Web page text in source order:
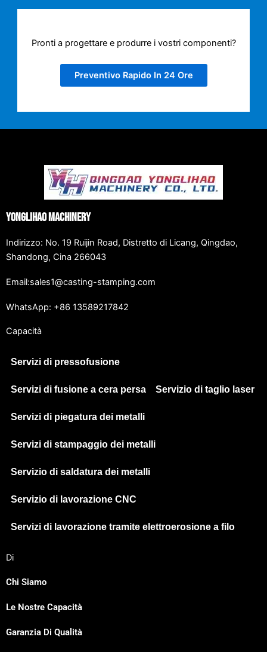
Pronti a progettare e produrre i vostri componenti?
Preventivo Rapido In 24 Ore
Yonglihao Machinery
Indirizzo: No. 19 Ruijin Road, Distretto di Licang, Qingdao,
Shandong, Cina 266043
Email:sales1@casting-stamping.com
WhatsApp: +86 13589217842
Capacità
Servizi di pressofusione
Servizi di fusione a cera persa Servizio di taglio laser
Servizi di piegatura dei metalli
Servizi di stampaggio dei metalli
Servizio di saldatura dei metalli
Servizio di lavorazione CNC
Servizi di lavorazione tramite elettroerosione a filo
Di
Chi Siamo
Le Nostre Capacità
Garanzia Di Qualità